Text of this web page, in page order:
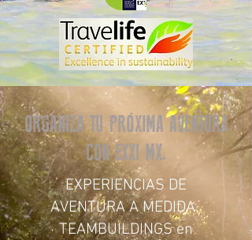
ORGANIZA TU PRÓXIMA AVENTURA
CON EXXI MX.
EXPERIENCIAS DE
AVENTURA A MEDIDA.
TEAMBUILDINGS en